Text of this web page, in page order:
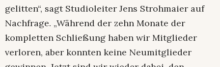
gelitten“, sagt Studioleiter Jens Strohmaier auf
Nachfrage. „Während der zehn Monate der
kompletten Schließung haben wir Mitglieder
verloren, aber konnten keine Neumitglieder